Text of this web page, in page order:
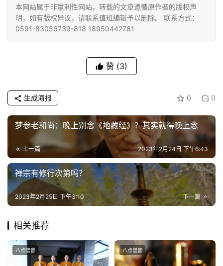
心
乐
菩
题
公
慈
善
佛
教
物
寺
本网站属于非赢利性网站，转载的文章遵循原作者的版权声
明，如有版权异议，请联系值班编辑予以删除。 联系方式：
0591-83056739-818 18950442781
赞 (3)
0 0
生成海报
梦参老和尚：晚上别念《地藏经》？其实就得晚上念
上一篇 2023年2月24日 下午6:43
禅宗有修行次第吗？
下一篇
2023年2月25日 下午3:10
相关推荐
八点僧音 八点僧音